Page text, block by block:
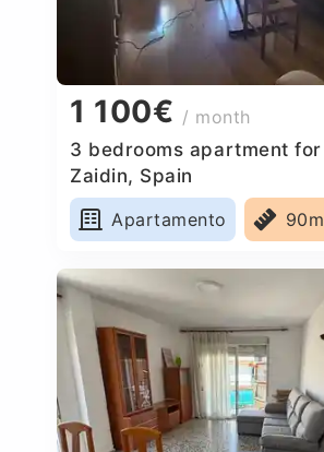
1 100€ / month
3 bedrooms apartment
Zaidin, Spain
Apartamento